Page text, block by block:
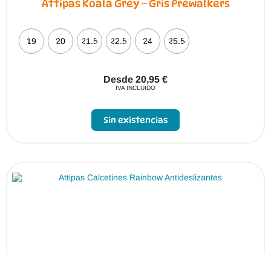
Attipas Koala Grey – Gris Prewalkers
19 20 21.5 22.5 24 25.5
Desde 20,95 €
IVA INCLUIDO
Sin existencias
pueden